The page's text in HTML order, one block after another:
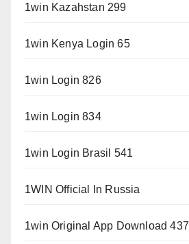
1win Kazahstan 299
1win Kenya Login 65
1win Login 826
1win Login 834
1win Login Brasil 541
1WIN Official In Russia
1win Original App Download 437